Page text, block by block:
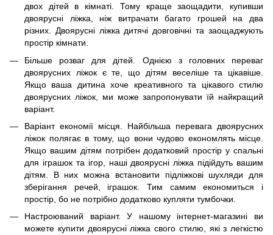
двох дітей в кімнаті. Тому краще заощадити, купивши
двоярусні ліжка, ніж витрачати багато грошей на два
різних. Двоярусні ліжка дитячі довговічні та заощаджують
простір кімнати.
Більше розваг для дітей. Однією з головних переваг
двоярусних ліжок є те, що дітям веселіше та цікавіше.
Якщо ваша дитина хоче креативного та цікавого стилю
двоярусних ліжок, ми може запропонувати їй найкращий
варіант.
Варіант економії місця. Найбільша перевага двоярусних
ліжок полягає в тому, що вони чудово економлять місце.
Якщо вашим дітям потрібен додатковий простір у спальні
для іграшок та ігор, наші двоярусні ліжка підійдуть вашим
дітям. В них можна встановити підліжкові шухляди для
зберігання речей, іграшок. Тим самим економиться і
простір, бо не потрібно додатково купляти тумбочки.
Настроюваний варіант. У нашому інтернет-магазині ви
можете купити двоярусні ліжка свого стилю, які з легкістю